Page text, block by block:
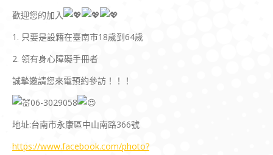
歡迎您的加入
1. 只要是設籍在臺南市18歲到64歲
2. 領有身心障礙手冊者
誠摯邀請您來電預約參訪！！！
06-3029058
地址:台南市永康區中山南路366號
https://www.facebook.com/photo?